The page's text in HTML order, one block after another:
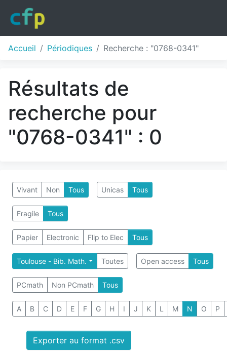
Accueil Périodiques Recherche : "0768-0341"
Résultats de
recherche pour
"0768-0341" : 0
Vivant Non Tous Unicas Tous
Fragile Tous
Papier Electronic Flip to Elec Tous
Toulouse - Bib. Math. Toutes Open access Tous
PCmath Non PCmath Tous
A B C D E F G H I J K L M N O P
Exporter au format .csv